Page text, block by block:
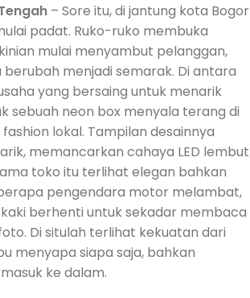
– Sore itu, di jantung kota Bogor
padat. Ruko-ruko membuka
mulai menyambut pelanggan,
berubah menjadi semarak. Di antara
yang bersaing untuk menarik
sebuah neon box menyala terang di
lokal. Tampilan desainnya
memancarkan cahaya LED lembut
toko itu terlihat elegan bahkan
pengendara motor melambat,
berhenti untuk sekadar membaca
Di situlah terlihat kekuatan dari
menyapa siapa saja, bahkan
ke dalam.